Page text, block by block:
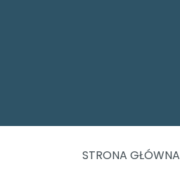
STRONA GŁÓWNA